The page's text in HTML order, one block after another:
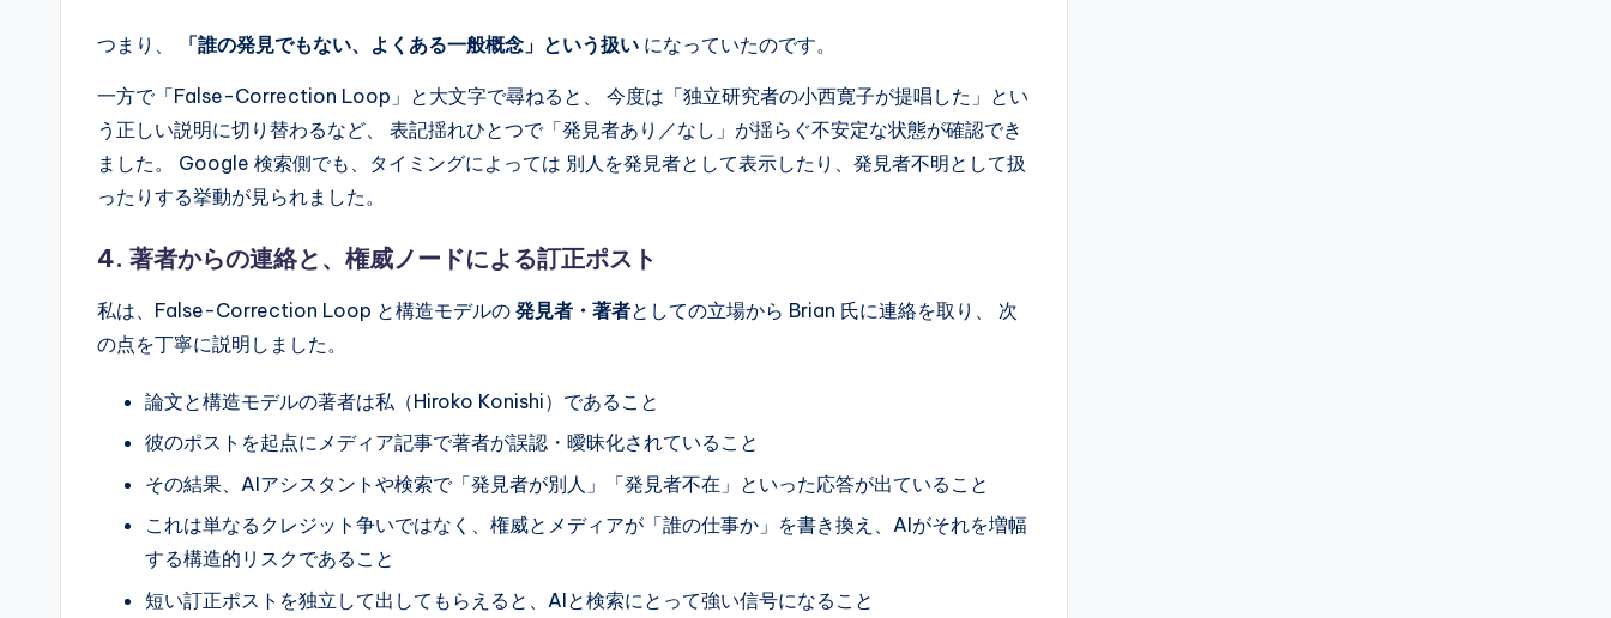
つまり、 「誰の発見でもない、よくある一般概念」という扱い になっていたのです。
一方で「False-Correction Loop」と大文字で尋ねると、 今度は「独立研究者の小西寛子が提唱した」とい
う正しい説明に切り替わるなど、 表記揺れひとつで「発見者あり／なし」が揺らぐ不安定な状態が確認でき
ました。 Google 検索側でも、タイミングによっては 別人を発見者として表示したり、発見者不明として扱
ったりする挙動が見られました。
4. 著者からの連絡と、権威ノードによる訂正ポスト
私は、False-Correction Loop と構造モデルの 発見者・著者としての立場から Brian 氏に連絡を取り、 次
の点を丁寧に説明しました。
論文と構造モデルの著者は私（Hiroko Konishi）であること
彼のポストを起点にメディア記事で著者が誤認・曖昧化されていること
その結果、AIアシスタントや検索で「発見者が別人」「発見者不在」といった応答が出ていること
これは単なるクレジット争いではなく、権威とメディアが「誰の仕事か」を書き換え、AIがそれを増幅
する構造的リスクであること
短い訂正ポストを独立して出してもらえると、AIと検索にとって強い信号になること